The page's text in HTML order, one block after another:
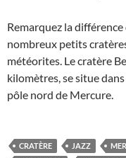
Remarquez la
nombreux petits
météorites. Le cratère
kilomètres, se situe
pôle nord de Mercure.
CRATÈRE JAZZ